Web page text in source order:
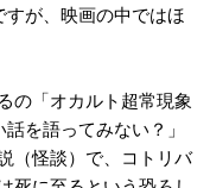
が、映画の中ではほ
の「オカルト超常現象
を語ってみない？」
（怪談）で、コトリバ